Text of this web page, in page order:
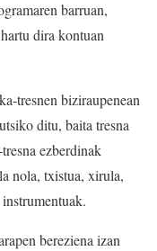
barruan,
dira kontuan
tresnen biziraupenean
ditu, baita tresna
ezberdinak
nola, txistua, xirula,
bereziena izan